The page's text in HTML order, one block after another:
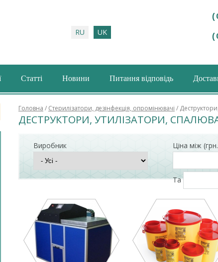
RU UK
Статті Новини Питання відповідь
Головна / Стерилізатори, дезінфекція, опромінювачі /
ДЕСТРУКТОРИ, УТИЛІЗАТОРИ,
Виробник Ціна між
Та
форма